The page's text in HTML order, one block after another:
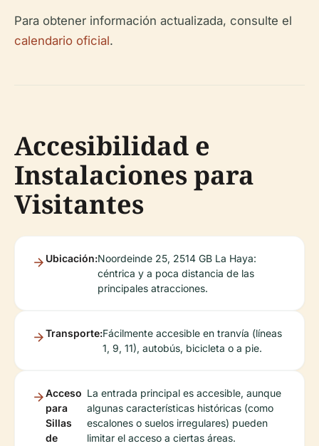
Para obtener información actualizada, consulte el
calendario oficial.
Accesibilidad e
Instalaciones para
Visitantes
Ubicación:Noordeinde 25, 2514 GB La Haya:
céntrica y a poca distancia de las
principales atracciones.
Transporte:Fácilmente accesible en tranvía (líneas
1, 9, 11), autobús, bicicleta o a pie.
Acceso
para
Sillas
de
La entrada principal es accesible, aunque
algunas características históricas (como
escalones o suelos irregulares) pueden
limitar el acceso a ciertas áreas.